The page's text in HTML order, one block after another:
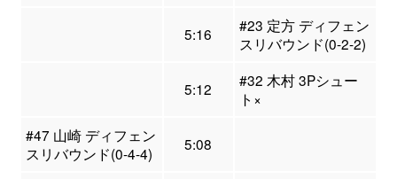
5:16
#23 定方 ディフェン
スリバウンド(0-2-2)
5:12
#32 木村 3Pシュー
ト×
#47 山崎 ディフェン
スリバウンド(0-4-4)
5:08